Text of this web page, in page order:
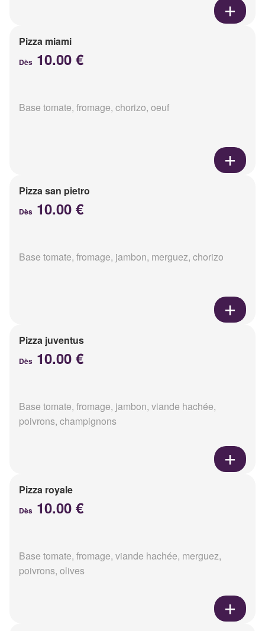
Pizza miami
Dès 10.00 €
Base tomate, fromage, chorizo, oeuf
Pizza san pietro
Dès 10.00 €
Base tomate, fromage, jambon, merguez, chorizo
Pizza juventus
Dès 10.00 €
Base tomate, fromage, jambon, viande hachée,
poivrons, champignons
Pizza royale
Dès 10.00 €
Base tomate, fromage, viande hachée, merguez,
poivrons, olives